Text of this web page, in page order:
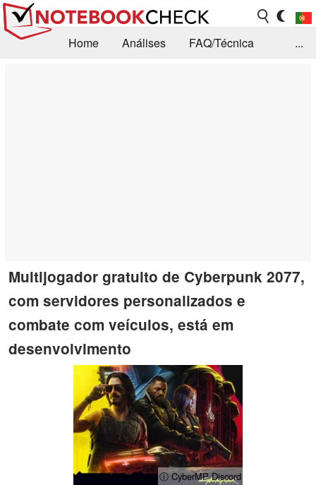
Home Análises
FAQ/Técnica
...
Multijogador gratuito de Cyberpunk 2077,
com servidores personalizados e
combate com veículos, está em
desenvolvimento
ⓘ CyberMP Discord